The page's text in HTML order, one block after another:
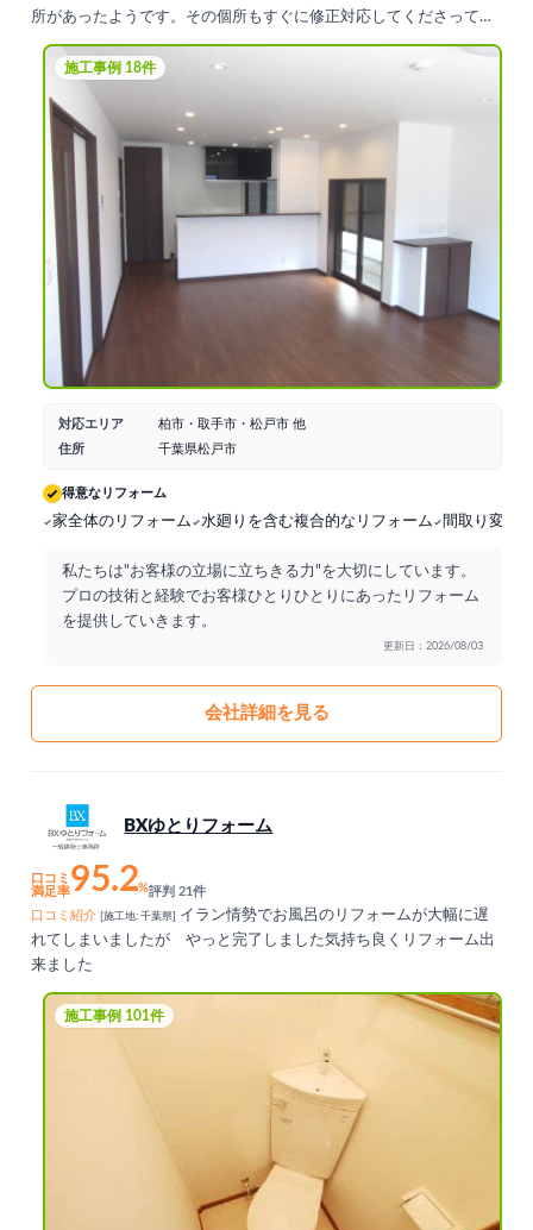
所があったようです。その個所もすぐに修正対応してくださってい
て、満足しています。
施工事例 18件
対応エリア
柏市・取手市・松戸市 他
住所
千葉県松戸市
得意なリフォーム
家全体のリフォーム 水廻りを含む複合的なリフォーム 間取り変更
私たちは"お客様の立場に立ちきる力"を大切にしています。
プロの技術と経験でお客様ひとりひとりにあったリフォーム
を提供していきます。
更新日：2026/08/03
会社詳細を見る
BXゆとりフォーム
口コミ
満足率95.2%評判 21件
口コミ紹介
[施工地: 千葉県]
イラン情勢でお風呂のリフォームが大幅に遅
れてしまいましたが やっと完了しました気持ち良くリフォーム出
来ました
施工事例 101件